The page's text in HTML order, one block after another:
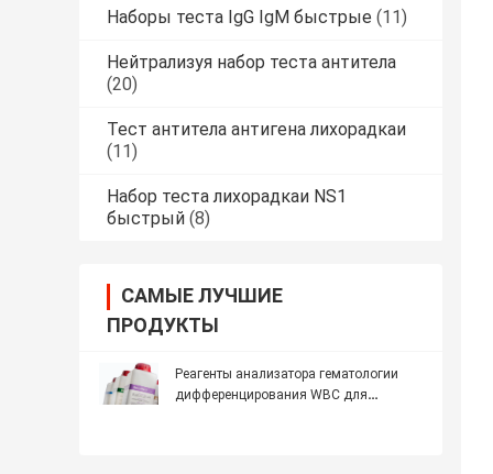
Наборы теста IgG IgM быстрые (11)
Нейтрализуя набор теста антитела
(20)
Тест антитела антигена лихорадкаи
(11)
Набор теста лихорадкаи NS1
быстрый (8)
САМЫЕ ЛУЧШИЕ
ПРОДУКТЫ
Реагенты анализатора гематологии
дифференцирования WBC для